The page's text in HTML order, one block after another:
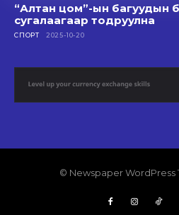
“Алтан цом”-ын багуудын
сугалаагаар тодруулна
СПОРТ 2025-10-20
© Newspaper WordPress